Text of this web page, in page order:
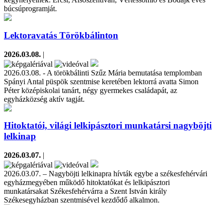
búcsúprogramját.
Lektoravatás Törökbálinton
2026.03.08. |
2026.03.08. - A törökbálinti Szűz Mária bemutatása templomban
Spányi Antal püspök szentmise keretében lektorrá avatta Simon
Péter középiskolai tanárt, négy gyermekes családapát, az
egyházközség aktív tagját.
Hitoktatói, világi lelkipásztori munkatársi nagyböjti
lelkinap
2026.03.07. |
2026.03.07. – Nagyböjti lelkinapra hívták egybe a székesfehérvári
egyházmegyében működő hitoktatókat és lelkipásztori
munkatársakat Székesfehérvárra a Szent István király
Székesegyházban szentmisével kezdődő alkalmon.